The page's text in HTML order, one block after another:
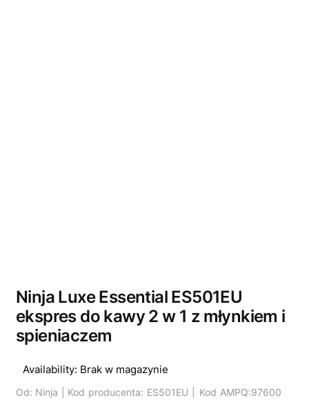
Ninja Luxe Essential ES501EU
ekspres do kawy 2 w 1 z młynkiem i
spieniaczem
Availability: Brak w magazynie
Od: Ninja | Kod producenta: ES501EU | Kod AMPQ:97600